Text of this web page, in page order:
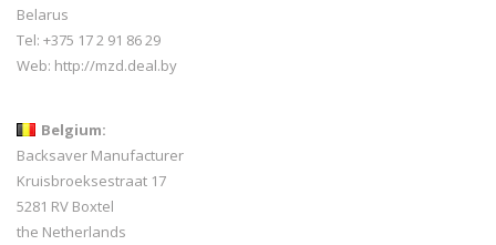
Belarus
Tel: +375 17 2 91 86 29
Web: http://mzd.deal.by
Belgium:
Backsaver Manufacturer
Kruisbroeksestraat 17
5281 RV Boxtel
the Netherlands